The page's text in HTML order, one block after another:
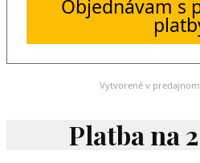
Objednávam s
Vytvorené v
Platba na